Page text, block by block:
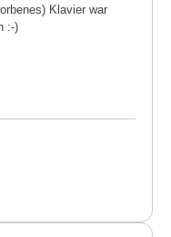
Klavier war
:-)